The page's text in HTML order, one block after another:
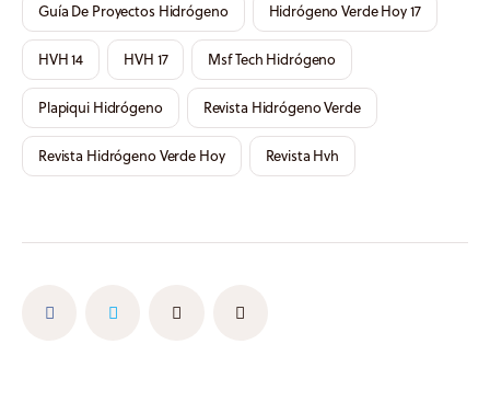
Guía De Proyectos Hidrógeno Hidrógeno Verde Hoy 17
HVH 14 HVH 17 Msf Tech Hidrógeno
Plapiqui Hidrógeno Revista Hidrógeno Verde
Revista Hidrógeno Verde Hoy Revista Hvh